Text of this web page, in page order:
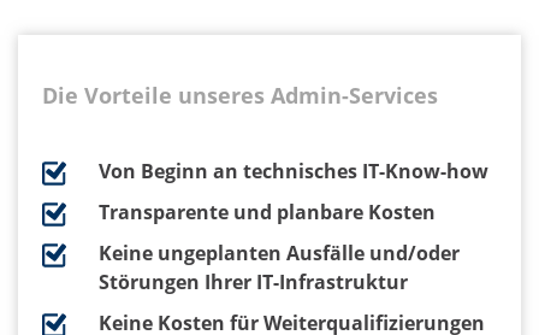
Die Vorteile unseres Admin-Services
Von Beginn an technisches IT-Know-how
Transparente und planbare Kosten
Keine ungeplanten Ausfälle und/oder
Störungen Ihrer IT-Infrastruktur
Keine Kosten für Weiterqualifizierungen